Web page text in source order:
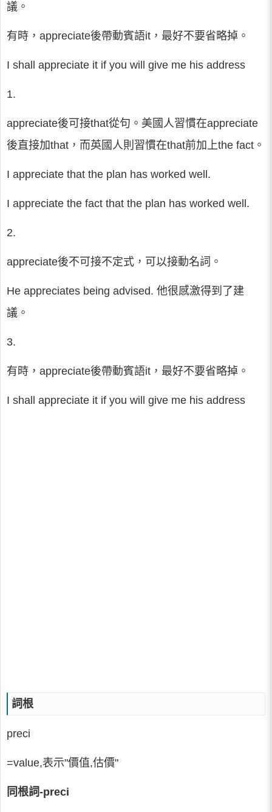
議。
有時，appreciate後帶動賓語it，最好不要省略掉。
I shall appreciate it if you will give me his address
1.
appreciate後可接that從句。美國人習慣在appreciate
後直接加that，而英國人則習慣在that前加上the fact。
I appreciate that the plan has worked well.
I appreciate the fact that the plan has worked well.
2.
appreciate後不可接不定式，可以接動名詞。
He appreciates being advised. 他很感激得到了建
議。
3.
有時，appreciate後帶動賓語it，最好不要省略掉。
I shall appreciate it if you will give me his address
詞根
preci
=value,表示"價值,估價"
同根詞-preci